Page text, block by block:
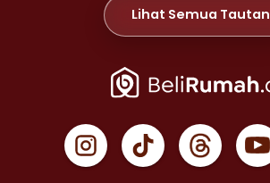
Properti Dijual di Meruya >
Properti Dijual di Jelambar >
Properti Dijual di Jakarta Pusat >
Properti Dijual di Gambir >
Properti Dijual di Johar Baru >
Lihat Semua Tautan